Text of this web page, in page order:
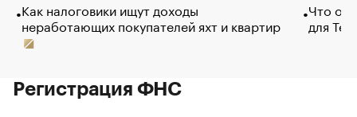
Как налоговики ищут доходы
неработающих покупателей яхт и квартир
Что
для
Регистрация ФНС